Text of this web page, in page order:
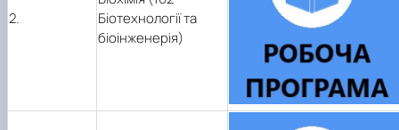
2.
Біотехнології та
біоінженерія)